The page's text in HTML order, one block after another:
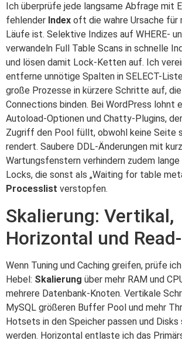
Ich überprüfe jede langsame Abfrage mit
fehlender Index oft die wahre Ursache für
Läufe ist. Selektive Indizes auf WHERE-
verwandeln Full Table Scans in schnelle
und lösen damit Lock-Ketten auf. Ich
entferne unnötige Spalten in SELECT-
große Prozesse in kürzere Schritte auf,
Connections binden. Bei WordPress lohnt
Autoload-Optionen und Chatty-Plugins,
Zugriff den Pool füllt, obwohl keine Seite
rendert. Saubere DDL-Änderungen mit
Wartungsfenstern verhindern zudem
Locks, die sonst als „Waiting for table
Processlist verstopfen.
Skalierung: Vertikal,
Horizontal und
Wenn Tuning und Caching greifen, prüfe
Hebel: Skalierung über mehr RAM und
mehrere Datenbank-Knoten. Vertikale
MySQL größeren Buffer Pool und mehr
Hotsets in den Speicher passen und
werden. Horizontal entlaste ich das